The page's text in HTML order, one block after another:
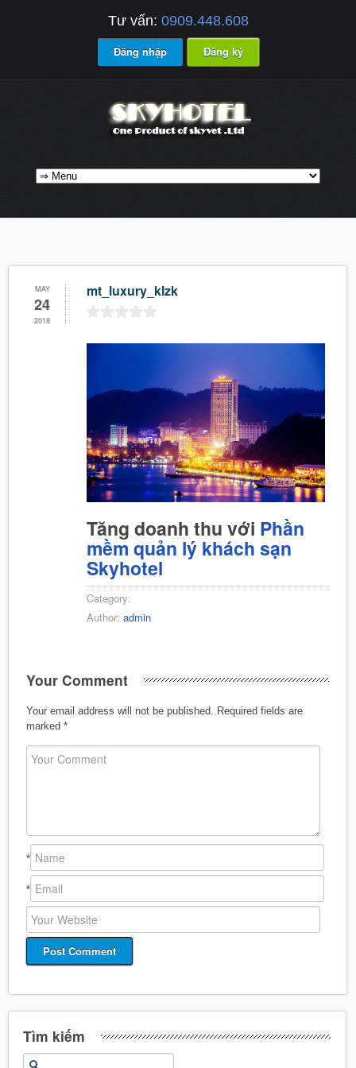
Tư vấn: 0909.448.608
Đăng nhập Đăng ký
MAY
24
2018
mt_luxury_klzk
Tăng doanh thu với Phần
mềm quản lý khách sạn
Skyhotel
Category:
Author: admin
Your Comment
Your email address will not be published.
Required fields are
marked *
*
*
Tìm kiếm